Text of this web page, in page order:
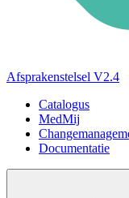
Afsprakenstelsel V2.4
Catalogus
MedMij
Documentatie